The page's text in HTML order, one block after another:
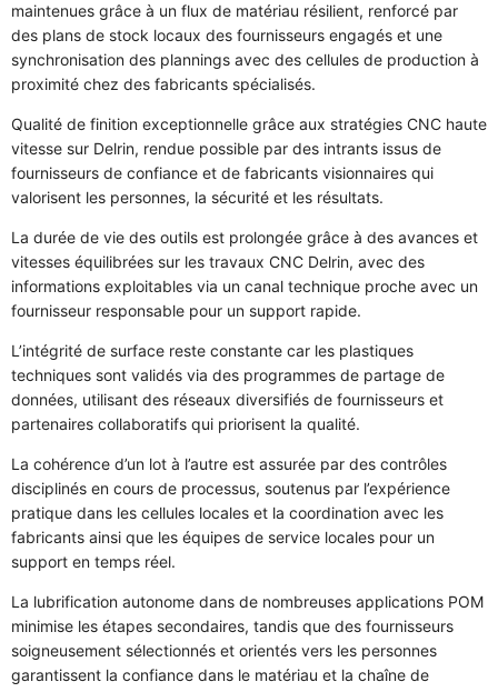
maintenues grâce à un flux de matériau résilient, renforcé par
des plans de stock locaux des fournisseurs engagés et une
synchronisation des plannings avec des cellules de production à
proximité chez des fabricants spécialisés.
Qualité de finition exceptionnelle grâce aux stratégies CNC haute
vitesse sur Delrin, rendue possible par des intrants issus de
fournisseurs de confiance et de fabricants visionnaires qui
valorisent les personnes, la sécurité et les résultats.
La durée de vie des outils est prolongée grâce à des avances et
vitesses équilibrées sur les travaux CNC Delrin, avec des
informations exploitables via un canal technique proche avec un
fournisseur responsable pour un support rapide.
L’intégrité de surface reste constante car les plastiques
techniques sont validés via des programmes de partage de
données, utilisant des réseaux diversifiés de fournisseurs et
partenaires collaboratifs qui priorisent la qualité.
La cohérence d’un lot à l’autre est assurée par des contrôles
disciplinés en cours de processus, soutenus par l’expérience
pratique dans les cellules locales et la coordination avec les
fabricants ainsi que les équipes de service locales pour un
support en temps réel.
La lubrification autonome dans de nombreuses applications POM
minimise les étapes secondaires, tandis que des fournisseurs
soigneusement sélectionnés et orientés vers les personnes
garantissent la confiance dans le matériau et la chaîne de